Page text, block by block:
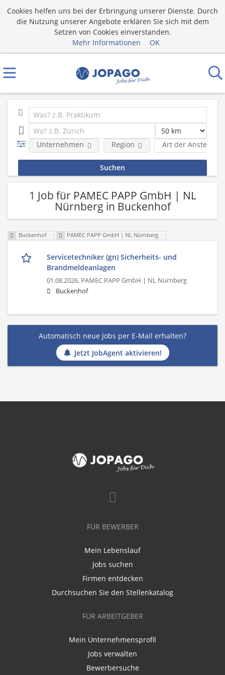
Cookies helfen uns bei der Erbringung unserer Dienste. Durch
die Nutzung unserer Angebote erklären Sie sich mit dem
Setzen von Cookies einverstanden.
Mehr Informationen
OK
Art der Anstellung
Unternehmen Region
1 Job für PAMEC PAPP GmbH | NL
Nürnberg in Buckenhof
Buckenhof PAMEC PAPP GmbH | NL Nürnberg
Servicetechniker (gn) Sicherheits- und
Brandmeldeanlagen
01.08.2026, PAMEC PAPP GmbH | NL Nürnberg
Buckenhof
Automatisch neue Jobs per E-Mail erhalten?
Jetzt JobAgent aktivieren!
FÜR BEWERBER
Mein Lebenslauf
Jobs suchen
Firmen entdecken
Durchsuchen Sie den Stellenkatalog
FÜR ARBEITGEBER
Mein Unternehmensprofil
Jobs verwalten
Bewerbersuche